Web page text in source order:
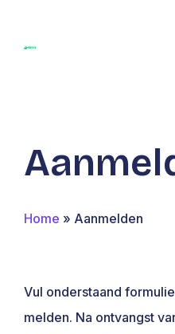
Home » Aanmelden
Vul onderstaand
melden. Na ontvangst